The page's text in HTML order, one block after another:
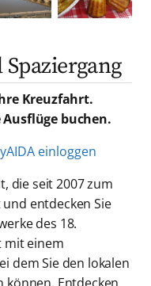
Kreuzfahrt.
buchen.
einloggen
die seit 2007 zum
entdecken Sie
des 18.
mit einem
dem Sie den lokalen